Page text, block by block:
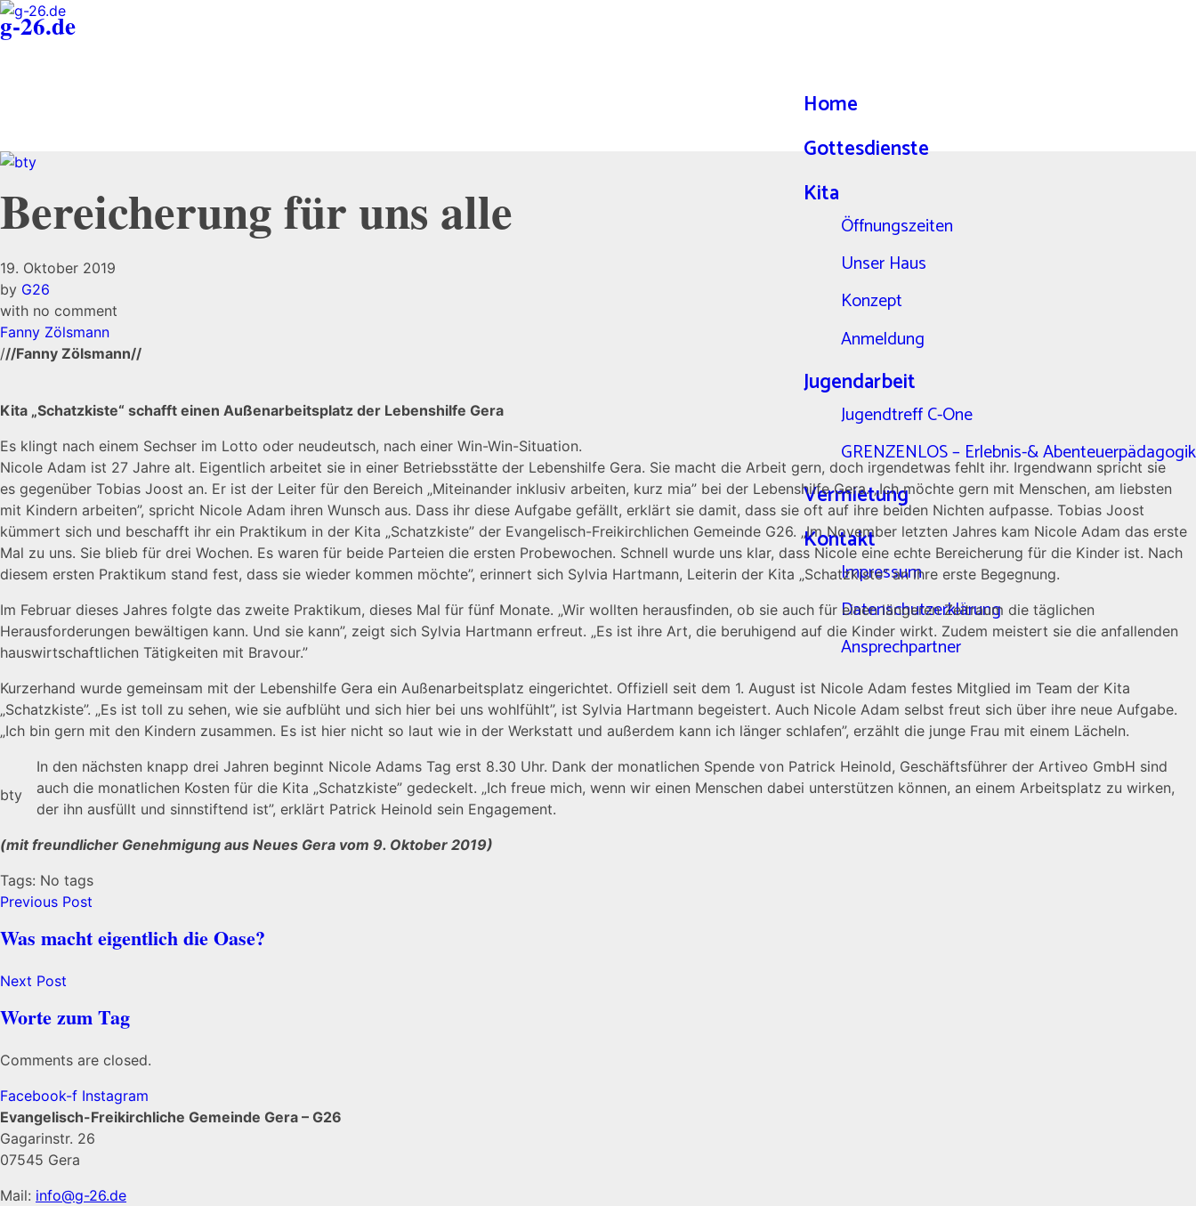
g-26.de
Home
Gottesdienste
Kita
Öffnungszeiten
Unser Haus
Konzept
Anmeldung
Jugendarbeit
Jugendtreff C-One
GRENZENLOS – Erlebnis-& Abenteuerpädagogik
Vermietung
Kontakt
Impressum
Datenschutzerklärung
Ansprechpartner
Bereicherung für uns alle
19. Oktober 2019
by G26
with no comment
Fanny Zölsmann
///Fanny Zölsmann//
Kita „Schatzkiste“ schafft einen Außenarbeitsplatz der Lebenshilfe Gera
Es klingt nach einem Sechser im Lotto oder neudeutsch, nach einer Win-Win-Situation.
Nicole Adam ist 27 Jahre alt. Eigentlich arbeitet sie in einer Betriebsstätte der Lebenshilfe Gera. Sie macht die Arbeit gern, doch irgendetwas fehlt ihr. Irgendwann spricht sie
es gegenüber Tobias Joost an. Er ist der Leiter für den Bereich „Miteinander inklusiv arbeiten, kurz mia” bei der Lebenshilfe Gera. „Ich möchte gern mit Menschen, am liebsten
mit Kindern arbeiten”, spricht Nicole Adam ihren Wunsch aus. Dass ihr diese Aufgabe gefällt, erklärt sie damit, dass sie oft auf ihre beiden Nichten aufpasse. Tobias Joost
kümmert sich und beschafft ihr ein Praktikum in der Kita „Schatzkiste” der Evangelisch-Freikirchlichen Gemeinde G26. „Im November letzten Jahres kam Nicole Adam das erste
Mal zu uns. Sie blieb für drei Wochen. Es waren für beide Parteien die ersten Probewochen. Schnell wurde uns klar, dass Nicole eine echte Bereicherung für die Kinder ist. Nach
diesem ersten Praktikum stand fest, dass sie wieder kommen möchte”, erinnert sich Sylvia Hartmann, Leiterin der Kita „Schatzkiste” an ihre erste Begegnung.
Im Februar dieses Jahres folgte das zweite Praktikum, dieses Mal für fünf Monate. „Wir wollten herausfinden, ob sie auch für einen längeren Zeitraum die täglichen
Herausforderungen bewältigen kann. Und sie kann”, zeigt sich Sylvia Hartmann erfreut. „Es ist ihre Art, die beruhigend auf die Kinder wirkt. Zudem meistert sie die anfallenden
hauswirtschaftlichen Tätigkeiten mit Bravour.”
Kurzerhand wurde gemeinsam mit der Lebenshilfe Gera ein Außenarbeitsplatz eingerichtet. Offiziell seit dem 1. August ist Nicole Adam festes Mitglied im Team der Kita
„Schatzkiste”. „Es ist toll zu sehen, wie sie aufblüht und sich hier bei uns wohlfühlt”, ist Sylvia Hartmann begeistert. Auch Nicole Adam selbst freut sich über ihre neue Aufgabe.
„Ich bin gern mit den Kindern zusammen. Es ist hier nicht so laut wie in der Werkstatt und außerdem kann ich länger schlafen”, erzählt die junge Frau mit einem Lächeln.
bty
In den nächsten knapp drei Jahren beginnt Nicole Adams Tag erst 8.30 Uhr. Dank der monatlichen Spende von Patrick Heinold, Geschäftsführer der Artiveo GmbH sind
auch die monatlichen Kosten für die Kita „Schatzkiste” gedeckelt. „Ich freue mich, wenn wir einen Menschen dabei unterstützen können, an einem Arbeitsplatz zu wirken,
der ihn ausfüllt und sinnstiftend ist”, erklärt Patrick Heinold sein Engagement.
(mit freundlicher Genehmigung aus Neues Gera vom 9. Oktober 2019)
Tags: No tags
Previous Post
Was macht eigentlich die Oase?
Next Post
Worte zum Tag
Comments are closed.
Facebook-f Instagram
Evangelisch-Freikirchliche Gemeinde Gera – G26
Gagarinstr. 26
07545 Gera
Mail: info@g-26.de